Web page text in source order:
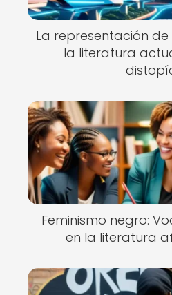
La representación
la literatura
Feminismo negro:
en la literatura